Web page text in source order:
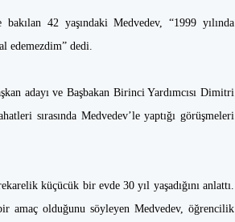
42 yaşındaki Medvedev, “1999 yılında
edemezdim” dedi.
adayı ve Başbakan Birinci Yardımcısı Dimitri
sırasında Medvedev’le yaptığı görüşmeleri
küçücük bir evde 30 yıl yaşadığını anlattı.
olduğunu söyleyen Medvedev, öğrencilik